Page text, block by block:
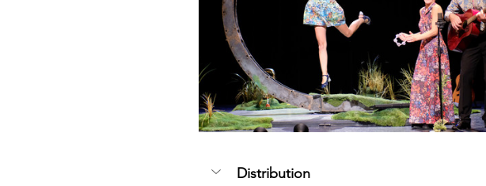
Distribution